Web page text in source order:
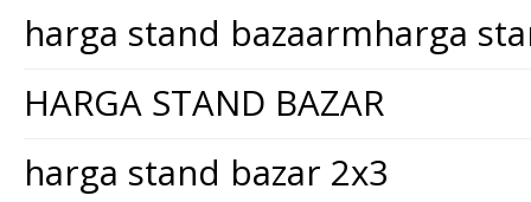
harga stand bazaarmharga
HARGA STAND BAZAR
harga stand bazar 2x3